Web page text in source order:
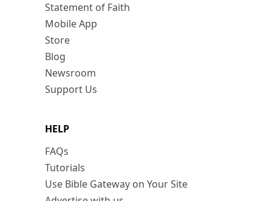
Statement of Faith
Mobile App
Store
Blog
Newsroom
Support Us
HELP
FAQs
Tutorials
Use Bible Gateway on Your Site